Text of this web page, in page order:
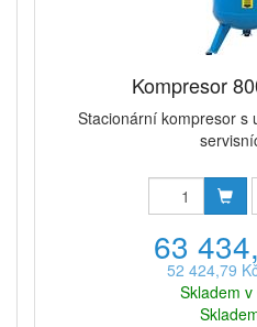
Kompresor
Stacionární kompresor s
63
52 424,79
Skladem